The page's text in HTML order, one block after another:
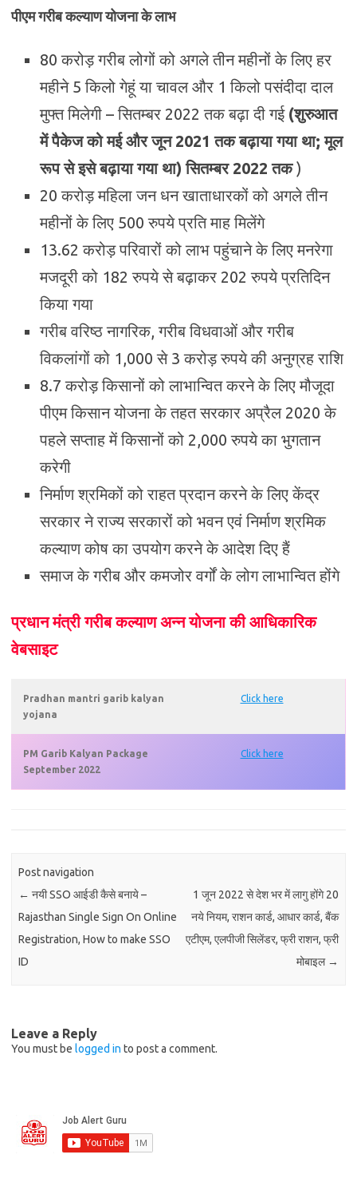
पीएम गरीब कल्याण योजना के लाभ
80 करोड़ गरीब लोगों को अगले तीन महीनों के लिए हर
महीने 5 किलो गेहूं या चावल और 1 किलो पसंदीदा दाल
मुफ्त मिलेगी – सितम्बर 2022 तक बढ़ा दी गई (शुरुआत
में पैकेज को मई और जून 2021 तक बढ़ाया गया था; मूल
रूप से इसे बढ़ाया गया था) सितम्बर 2022 तक)
20 करोड़ महिला जन धन खाताधारकों को अगले तीन
महीनों के लिए 500 रुपये प्रति माह मिलेंगे
13.62 करोड़ परिवारों को लाभ पहुंचाने के लिए मनरेगा
मजदूरी को 182 रुपये से बढ़ाकर 202 रुपये प्रतिदिन
किया गया
गरीब वरिष्ठ नागरिक, गरीब विधवाओं और गरीब
विकलांगों को 1,000 से 3 करोड़ रुपये की अनुग्रह राशि
8.7 करोड़ किसानों को लाभान्वित करने के लिए मौजूदा
पीएम किसान योजना के तहत सरकार अप्रैल 2020 के
पहले सप्ताह में किसानों को 2,000 रुपये का भुगतान
करेगी
निर्माण श्रमिकों को राहत प्रदान करने के लिए केंद्र
सरकार ने राज्य सरकारों को भवन एवं निर्माण श्रमिक
कल्याण कोष का उपयोग करने के आदेश दिए हैं
समाज के गरीब और कमजोर वर्गों के लोग लाभान्वित होंगे
प्रधान मंत्री गरीब कल्याण अन्न योजना की आधिकारिक
वेबसाइट
Pradhan mantri garib kalyan
yojana
Click here
PM Garib Kalyan Package
September 2022
Click here
Post navigation
← नयी SSO आईडी कैसे बनाये –
Rajasthan Single Sign On Online
Registration, How to make SSO
ID
1 जून 2022 से देश भर में लागु होंगे 20
नये नियम, राशन कार्ड, आधार कार्ड, बैंक
एटीएम, एलपीजी सिलेंडर, फ्री राशन, फ्री
मोबाइल →
Leave a Reply
You must be logged in to post a comment.